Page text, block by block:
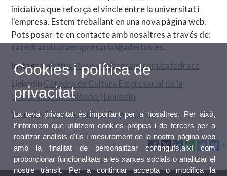
iniciativa que reforça el vincle entre la universitat i
l'empresa. Estem treballant en una nova pàgina web.
Pots posar-te en contacte amb nosaltres a través de:
catedraculturaempresarial@adeituv.es.
Instagramhttps://www.instagram.com/catedrace
Linkedin Càtedra de Cultura Empresarial de la
Universitat de València | LinkedIn
Youtube Càtedra Cultura Empresarial
Cookies i política de
privacitat
La teva privacitat és important per a nosaltres. Per això,
t'informem que utilitzem cookies pròpies i de tercers per a
realitzar anàlisis d'ús i mesurament de la nostra pàgina web
amb la finalitat de personalitzar continguts,així com
proporcionar funcionalitats a les xarxes socials o analitzar el
nostre trànsit. Per a continuar accepta o modifica la